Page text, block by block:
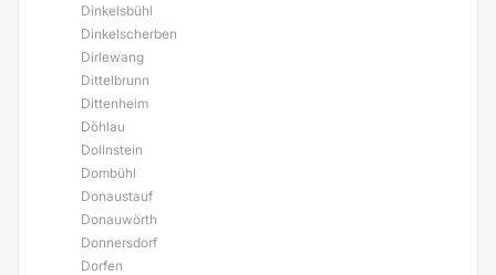
Dinkelsbühl
Dinkelscherben
Dirlewang
Dittelbrunn
Dittenheim
Döhlau
Dollnstein
Dombühl
Donaustauf
Donauwörth
Donnersdorf
Dorfen